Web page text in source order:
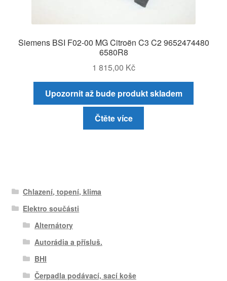
Siemens BSI F02-00 MG Citroën C3 C2 9652474480
6580R8
1 815,00 Kč
Upozornit až bude produkt skladem
Čtěte více
Chlazení, topení, klima
Elektro součásti
Alternátory
Autorádia a přísluš.
BHI
Čerpadla podávací, sací koše